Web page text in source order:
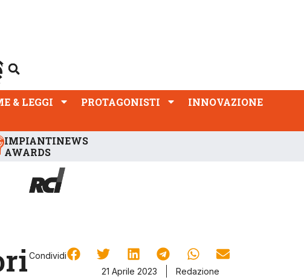
& LEGGI PROTAGONISTI
INNOVAZIONE
IMPIANTINEWS
AWARDS
Condividi
21 Aprile 2023
Redazione